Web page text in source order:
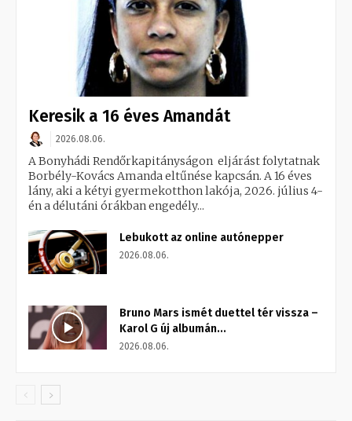
Keresik a 16 éves Amandát
2026.08.06.
A Bonyhádi Rendőrkapitányságon eljárást folytatnak
Borbély-Kovács Amanda eltűnése kapcsán. A 16 éves
lány, aki a kétyi gyermekotthon lakója, 2026. július 4-
én a délutáni órákban engedély...
Lebukott az online autónepper
2026.08.06.
Bruno Mars ismét duettel tér vissza –
Karol G új albumán...
2026.08.06.